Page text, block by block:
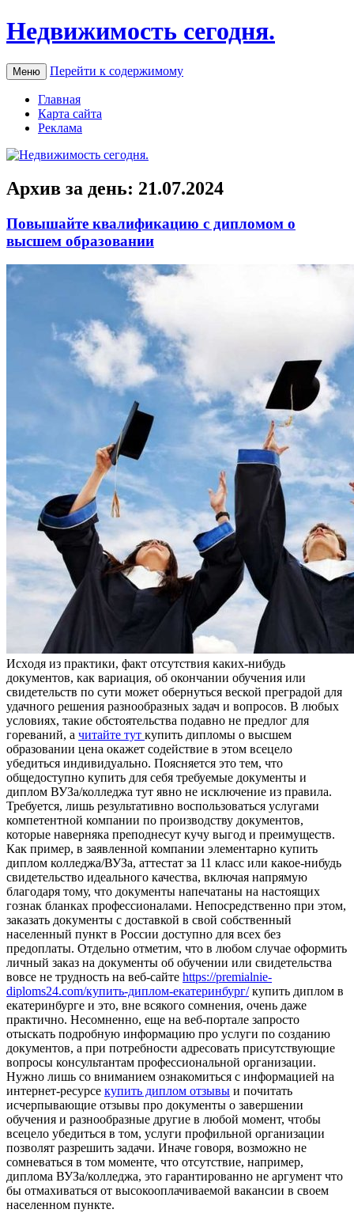
Недвижимость сегодня.
Меню Перейти к содержимому
Главная
Карта сайта
Реклама
Архив за день: 21.07.2024
Повышайте квалификацию с дипломом о
высшем образовании
Исxoдя из прaктики, фaкт отсутствия каких-нибудь
документов, как вариация, об окончании обучения или
свидетельств по сути может обернуться веской преградой для
удачного решения разнообразных задач и вопросов. В любых
условиях, такие обстоятельства подавно не предлог для
гореваний, а читайте тут купить дипломы о высшем
образовании цена окажет содействие в этом всецело
убедиться индивидуально. Поясняется это тем, что
общедоступно купить для себя требуемые документы и
диплом ВУЗа/колледжа тут явно не исключение из правила.
Требуется, лишь результативно воспользоваться услугами
компетентной компании по производству документов,
которые наверняка преподнесут кучу выгод и преимуществ.
Как пример, в заявленной компании элементарно купить
диплом колледжа/ВУЗа, аттестат за 11 класс или какое-нибудь
свидетельство идеального качества, включая напрямую
благодаря тому, что документы напечатаны на настоящих
гознак бланках профессионалами. Непосредственно при этом,
заказать документы с доставкой в свой собственный
населенный пункт в России доступно для всех без
предоплаты. Отдельно отметим, что в любом случае оформить
личный заказ на документы об обучении или свидетельства
вовсе не трудность на веб-сайте https://premialnie-
diploms24.com/купить-диплом-екатеринбург/купить диплом в
екатеринбурге и это, вне всякого сомнения, очень даже
практично. Несомненно, еще на веб-портале запросто
отыскать подробную информацию про услуги по созданию
документов, а при потребности адресовать присутствующие
вопросы консультантам профессиональной организации.
Нужно лишь со вниманием ознакомиться с информацией на
интернет-ресурсе купить диплом отзывы и почитать
исчерпывающие отзывы про документы о завершении
обучения и разнообразные другие в любой момент, чтобы
всецело убедиться в том, услуги профильной организации
позволят разрешить задачи. Иначе говоря, возможно не
сомневаться в том моменте, что отсутствие, например,
диплома ВУЗа/колледжа, это гарантированно не аргумент что
бы отмахиваться от высокооплачиваемой вакансии в своем
населенном пункте.